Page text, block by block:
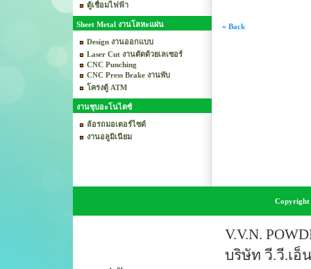
ตู้เชื่อมไฟฟ้า
Sheet Metal งานโลหะแผ่น
Design งานออกแบบ
Laser Cut งานตัดด้วยเลเซอร์
CNC Punching
CNC Press Brake งานพับ
โครงตู้ ATM
งานชุบอะโนไดซ์
ล้อรถมอเตอร์ไซด์
งานอลูมิเนียม
« Back
Copyright
V.V.N.
บริษัท วี.วี.เอ็